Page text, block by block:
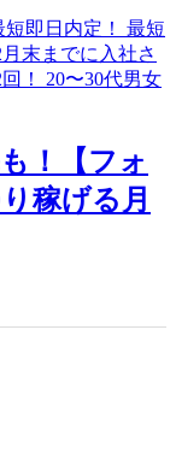
！【フォ
稼げる月